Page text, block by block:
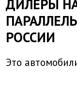
ДИЛЕРЫ
РОССИИ
Это